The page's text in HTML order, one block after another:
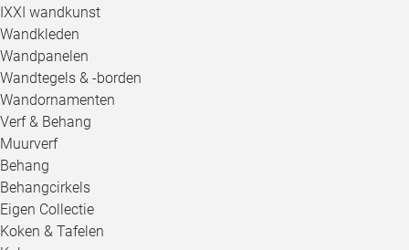
IXXI wandkunst
Wandkleden
Wandpanelen
Wandtegels & -borden
Wandornamenten
Verf & Behang
Muurverf
Behang
Behangcirkels
Eigen Collectie
Koken & Tafelen